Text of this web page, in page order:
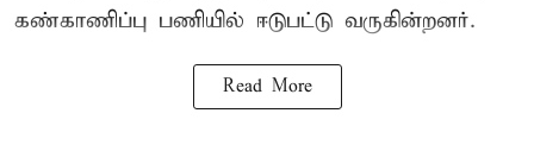
கண்காணிப்பு பணியில் ஈடுபட்டு வருகின்றனர்.
Read More